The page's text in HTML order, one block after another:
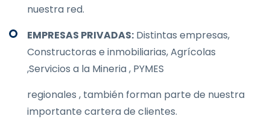
nuestra red.
EMPRESAS PRIVADAS: Distintas empresas,
Constructoras e inmobiliarias, Agrícolas
,Servicios a la Mineria , PYMES
regionales , también forman parte de nuestra
importante cartera de clientes.